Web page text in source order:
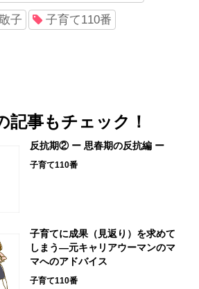
子 子育て110番
記事もチェック！
反抗期② ー 思春期の反抗編 ー
子育て110番
子育てに成果（見返り）を求めて
しまう―元キャリアウーマンのマ
マへのアドバイス
子育て110番